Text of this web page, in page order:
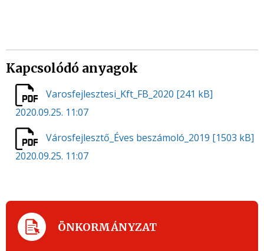
Kapcsolódó anyagok
Varosfejlesztesi_Kft_FB_2020 [241 kB]
2020.09.25. 11:07
Városfejlesztő_Éves beszámoló_2019 [1503 kB]
2020.09.25. 11:07
ÖNKORMÁNYZAT